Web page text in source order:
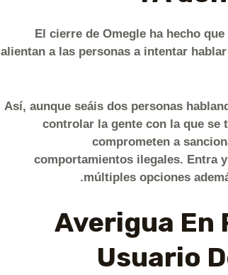
El cierre de Omegle ha hecho
alientan a las personas a intentar
Así, aunque seáis dos personas
controlar la gente con la que se
comprometen a
comportamientos ilegales. Entra
múltiples opciones
Averigua En
Usuario